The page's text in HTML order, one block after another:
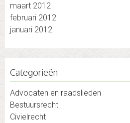
maart 2012
februari 2012
januari 2012
Categorieën
Advocaten en raadslieden
Bestuursrecht
Civielrecht